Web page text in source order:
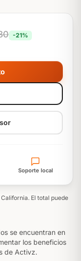
-21%
Soporte local
El total puede
se encuentran en
los beneficios
de Activz.